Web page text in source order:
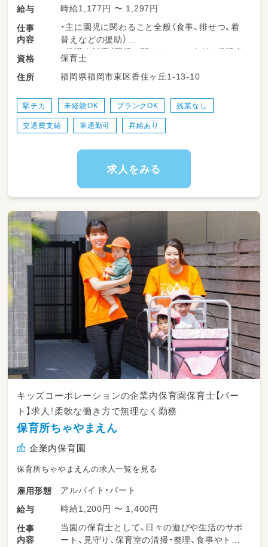
給与
時給1,177円 〜 1,297円
仕事
内容
・主に園児に関わること全般（食事、排せつ、着
替えなどの援助）
・保護者対応（園児に関することの伝達、保護者
のお悩み相談対応）
・園児が快適に園生活を送ることができるよう
・ICTをつかっての様々な書類作成とその記録。
資格
保育士
住所
福岡県福岡市東区香住ヶ丘1-13-10
駅チカ 未経験OK ブランクOK 残業なし
交通費支給 車通勤可 昇給あり
求人をみる
キッズコーポレーションの企業内保育園保育士【パー
ト】求人！柔軟な働き方で無理なく勤務
保育所ちゃやまえん
企業内保育園
保育所ちゃやまえんの求人一覧を見る
雇用形態
アルバイト・パート
給与
時給1,200円 〜 1,400円
仕事
内容
当園の保育士として、日々の遊びや生活のサポ
ート、見守り、保育室の清掃・整理、食事やトイ